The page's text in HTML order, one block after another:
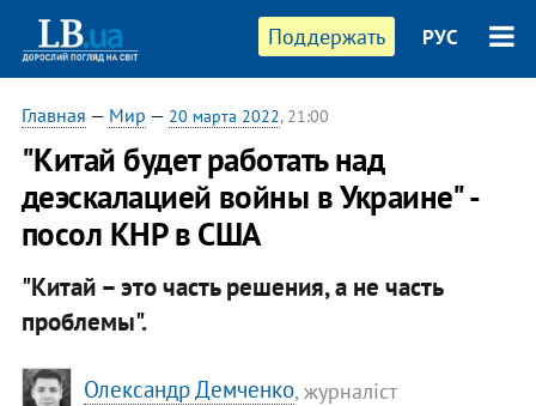
Поддержать РУС
Главная — Мир — 20 марта 2022, 21:00
"Китай будет работать над
деэскалацией войны в Украине" -
посол КНР в США
"Китай – это часть решения, а не часть
проблемы".
Олександр Демченко, журналіст